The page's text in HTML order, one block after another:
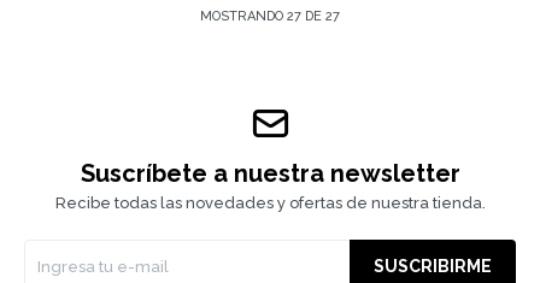
MOSTRANDO 27 DE 27
Suscríbete a nuestra newsletter
Recibe todas las novedades y ofertas de nuestra tienda.
SUSCRIBIRME